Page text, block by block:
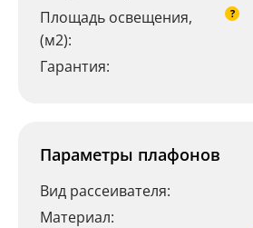
Площадь освещения,
(м2):
?
Гарантия:
Параметры плафонов
Вид рассеивателя:
Материал: